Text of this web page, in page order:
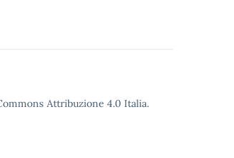
Attribuzione 4.0 Italia.